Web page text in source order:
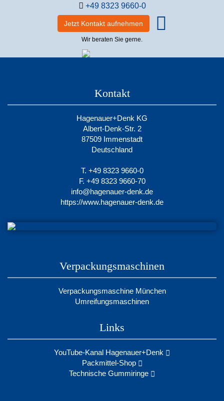
+49 8323 9660-0
Jetzt Kontakt aufnehmen
Wir beraten Sie gerne.
Kontakt
Hagenauer+Denk KG
Albert-Denk-Str. 2
87509 Immenstadt
Deutschland
T. +49 8323 9660-0
F. +49 8323 9660-70
info@hagenauer-denk.de
https://www.hagenauer-denk.de
Verpackungsmaschinen
Verpackungsmaschine München
Umreifungsmaschinen
Links
YouTube-Kanal Hagenauer+Denk
Packmittel-Shop
Technische Gummiringe